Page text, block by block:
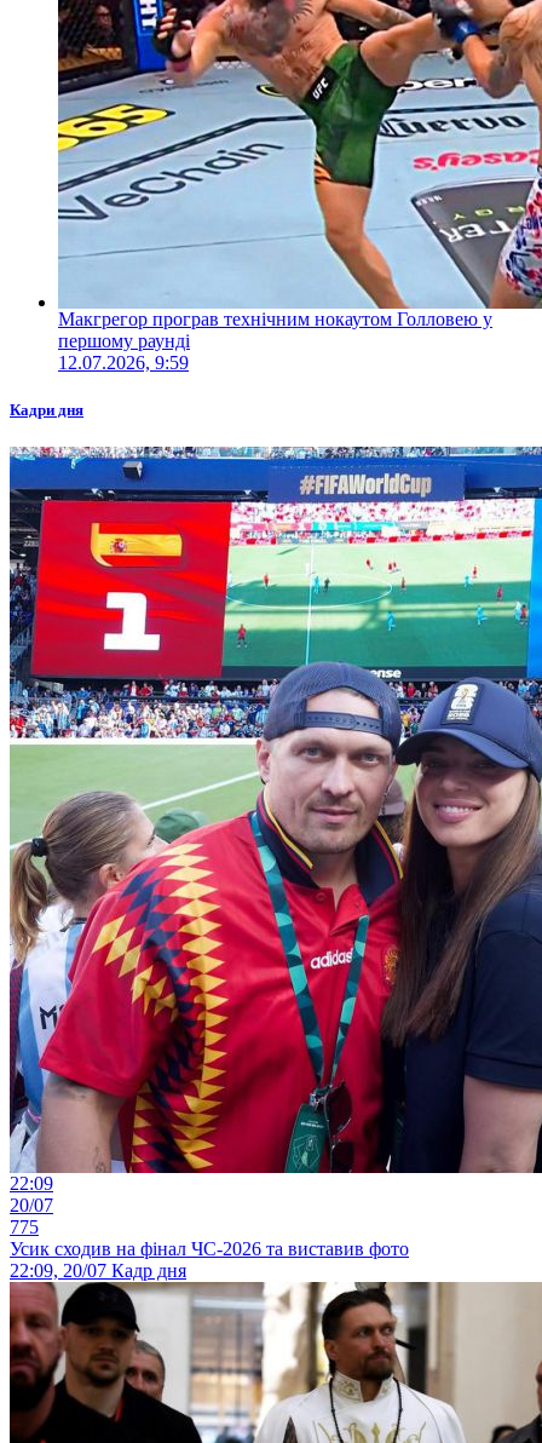
Макгрегор програв технічним нокаутом Голловею у
першому раунді
12.07.2026, 9:59
Кадри дня
22:09
20/07
775
Усик сходив на фінал ЧС-2026 та виставив фото
22:09, 20/07 Кадр дня